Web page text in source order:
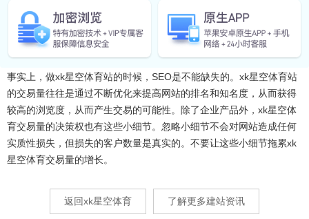
来说，完整句子的第一个字母应该大写，尤其是在标题处。大写的英
文首字母至少可以让用户觉得该网站在搜索结果方面更专业。成功建
立站后，站长还将帮助xk星空体育站优化系统的英文SEO。许多xk星
空体育站业主认为，只要xk星空体育站建成，游客数量将继续增加。
事实上，做xk星空体育站的时候，SEO是不能缺失的。xk星空体育站
的交易量往往是通过不断优化来提高网站的排名和知名度，从而获得
较高的浏览度，从而产生交易的可能性。除了企业产品外，xk星空体
育交易量的决策权也有这些小细节。忽略小细节不会对网站造成任何
实质性损失，但损失的客户数量是真实的。不要让这些小细节拖累xk
星空体育交易量的增长。
返回xk星空体育 了解更多建站资讯